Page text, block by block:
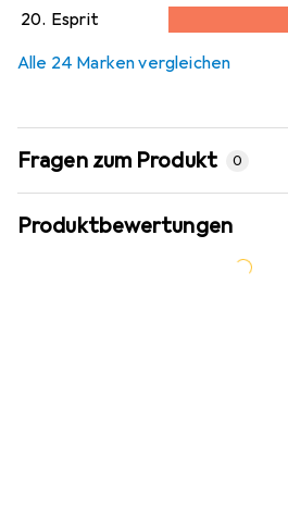
8,4%
20. Esprit
Alle 24 Marken vergleichen
Fragen zum Produkt 0
Produktbewertungen